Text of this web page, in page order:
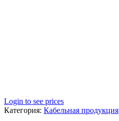
Login to see prices
Категория: Кабельная продукция